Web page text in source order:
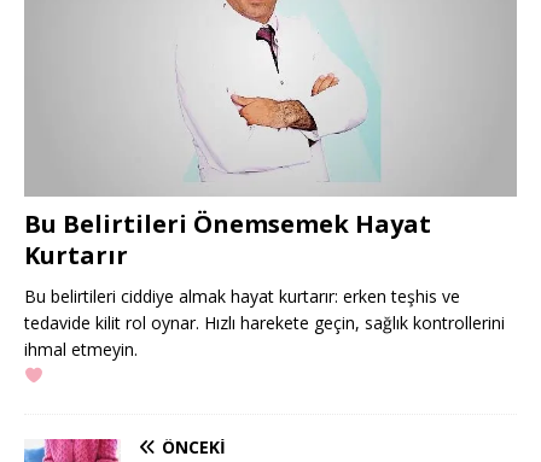
Bu Belirtileri Önemsemek Hayat
Kurtarır
Bu belirtileri ciddiye almak hayat kurtarır: erken teşhis ve
tedavide kilit rol oynar. Hızlı harekete geçin, sağlık kontrollerini
ihmal etmeyin.
ÖNCEKI